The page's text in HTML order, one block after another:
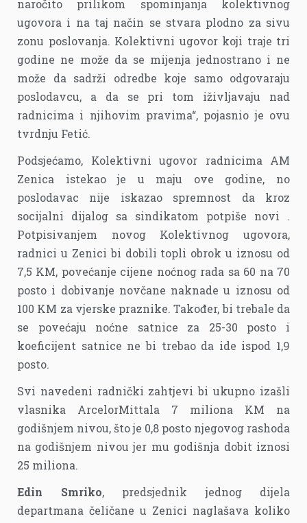
naročito prilikom spominjanja kolektivnog
ugovora i na taj način se stvara plodno za sivu
zonu poslovanja. Kolektivni ugovor koji traje tri
godine ne može da se mijenja jednostrano i ne
može da sadrži odredbe koje samo odgovaraju
poslodavcu, a da se pri tom iživljavaju nad
radnicima i njihovim pravima“, pojasnio je ovu
tvrdnju Fetić.
Podsjećamo, Kolektivni ugovor radnicima AM
Zenica istekao je u maju ove godine, no
poslodavac nije iskazao spremnost da kroz
socijalni dijalog sa sindikatom potpiše novi .
Potpisivanjem novog Kolektivnog ugovora,
radnici u Zenici bi dobili topli obrok u iznosu od
7,5 KM, povećanje cijene noćnog rada sa 60 na 70
posto i dobivanje novčane naknade u iznosu od
100 KM za vjerske praznike. Također, bi trebale da
se povećaju noćne satnice za 25-30 posto i
koeficijent satnice ne bi trebao da ide ispod 1,9
posto.
Svi navedeni radnički zahtjevi bi ukupno izašli
vlasnika ArcelorMittala 7 miliona KM na
godišnjem nivou, što je 0,8 posto njegovog rashoda
na godišnjem nivou jer mu godišnja dobit iznosi
25 miliona.
Edin Smriko, predsjednik jednog dijela
departmana čeličane u Zenici naglašava koliko